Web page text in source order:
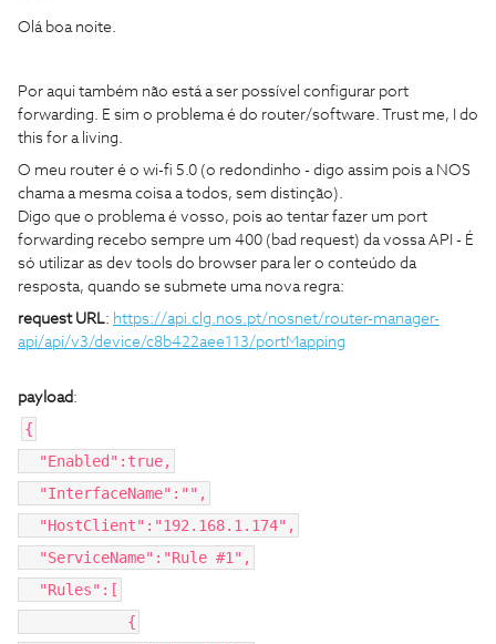
Olá boa noite.
Por aqui também não está a ser possível configurar port
forwarding. E sim o problema é do router/software. Trust me, I do
this for a living.
O meu router é o wi-fi 5.0 (o redondinho - digo assim pois a NOS
chama a mesma coisa a todos, sem distinção).
Digo que o problema é vosso, pois ao tentar fazer um port
forwarding recebo sempre um 400 (bad request) da vossa API - É
só utilizar as dev tools do browser para ler o conteúdo da
resposta, quando se submete uma nova regra:
request URL: https://api.clg.nos.pt/nosnet/router-manager-
api/api/v3/device/c8b422aee113/portMapping
payload:
{
"Enabled":true,
"InterfaceName":"",
"HostClient":"192.168.1.174",
"ServiceName":"Rule #1",
"Rules":[
{